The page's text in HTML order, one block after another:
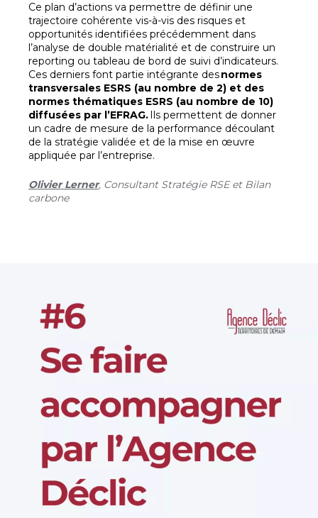
Ce plan d’actions va permettre de définir une
trajectoire cohérente vis-à-vis des risques et
opportunités identifiées précédemment dans
l’analyse de double matérialité et de construire un
reporting ou tableau de bord de suivi d’indicateurs.
Ces derniers font partie intégrante desnormes
transversales ESRS (au nombre de 2) et des
normes thématiques ESRS (au nombre de 10)
diffusées par l’EFRAG.Ils permettent de donner
un cadre de mesure de la performance découlant
de la stratégie validée et de la mise en œuvre
appliquée par l’entreprise.
Olivier Lerner, Consultant Stratégie RSE et Bilan
carbone